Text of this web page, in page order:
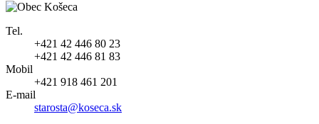
Tel.
+421 42 446 80 23
+421 42 446 81 83
Mobil
+421 918 461 201
E-mail
starosta@koseca.sk